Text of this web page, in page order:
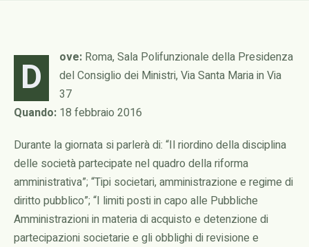
D ove: Roma, Sala Polifunzionale della Presidenza
del Consiglio dei Ministri, Via Santa Maria in Via
37
Quando: 18 febbraio 2016
Durante la giornata si parlerà di: “Il riordino della disciplina
delle società partecipate nel quadro della riforma
amministrativa”; “Tipi societari, amministrazione e regime di
diritto pubblico”; “I limiti posti in capo alle Pubbliche
Amministrazioni in materia di acquisto e detenzione di
partecipazioni societarie e gli obblighi di revisione e